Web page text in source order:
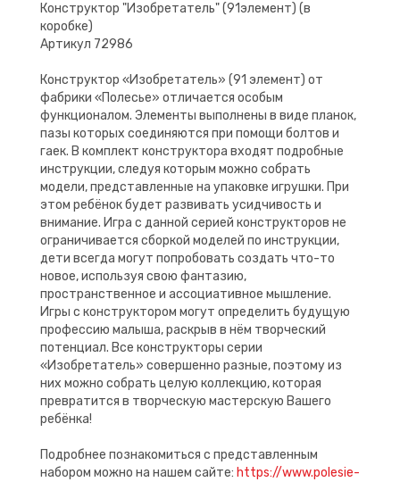
Конструктор "Изобретатель" (91элемент) (в
коробке)
Артикул 72986
Конструктор «Изобретатель» (91 элемент) от
фабрики «Полесье» отличается особым
функционалом. Элементы выполнены в виде планок,
пазы которых соединяются при помощи болтов и
гаек. В комплект конструктора входят подробные
инструкции, следуя которым можно собрать
модели, представленные на упаковке игрушки. При
этом ребёнок будет развивать усидчивость и
внимание. Игра с данной серией конструкторов не
ограничивается сборкой моделей по инструкции,
дети всегда могут попробовать создать что-то
новое, используя свою фантазию,
пространственное и ассоциативное мышление.
Игры с конструктором могут определить будущую
профессию малыша, раскрыв в нём творческий
потенциал. Все конструкторы серии
«Изобретатель» совершенно разные, поэтому из
них можно собрать целую коллекцию, которая
превратится в творческую мастерскую Вашего
ребёнка!
Подробнее познакомиться с представленным
набором можно на нашем сайте: https://www.polesie-